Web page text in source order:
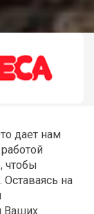
дает нам
чтобы
на
Ваших